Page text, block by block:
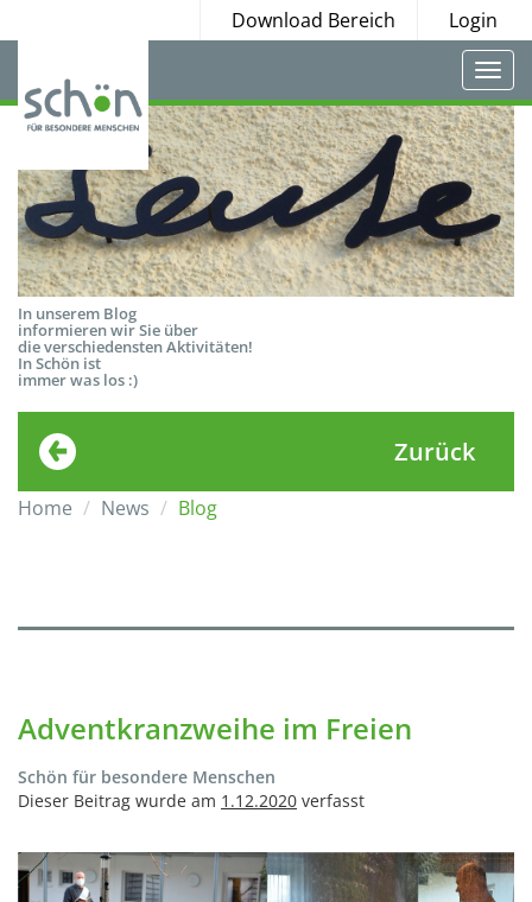
Download Bereich Login
In unserem Blog
informieren wir Sie über
die verschiedensten Aktivitäten!
In Schön ist
immer was los :)
Zurück
Home News Blog
Adventkranzweihe im Freien
Schön für besondere Menschen
Dieser Beitrag wurde am 1.12.2020 verfasst